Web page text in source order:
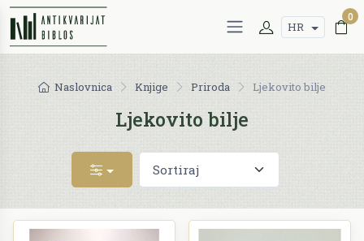
HR
0
Naslovnica Knjige Priroda Ljekovito bilje
Ljekovito bilje